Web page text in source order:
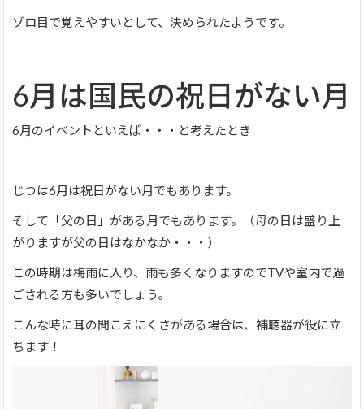
ゾロ目で覚えやすいとして、決められたようです。
6月は国民の祝日がない月
6月のイベントといえば・・・と考えたとき
じつは6月は祝日がない月でもあります。
そして「父の日」がある月でもあります。（母の日は盛り上
がりますが父の日はなかなか・・・）
この時期は梅雨に入り、雨も多くなりますのでTVや室内で過
ごされる方も多いでしょう。
こんな時に耳の聞こえにくさがある場合は、補聴器が役に立
ちます！